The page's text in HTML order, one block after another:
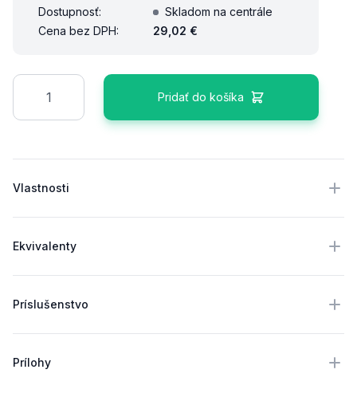
Dostupnosť:
Skladom na centrále
Cena bez DPH:
29,02 €
Množstvo
Pridať do košíka
Vlastnosti
Ekvivalenty
Príslušenstvo
Prílohy